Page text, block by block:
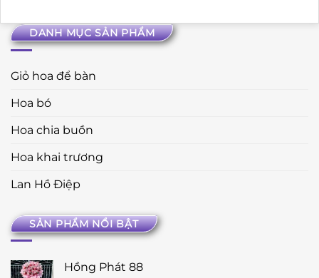
DANH MỤC SẢN PHẨM
Giỏ hoa để bàn
Hoa bó
Hoa chia buồn
Hoa khai trương
Lan Hồ Điệp
SẢN PHẨM NỔI BẬT
Hồng Phát 88